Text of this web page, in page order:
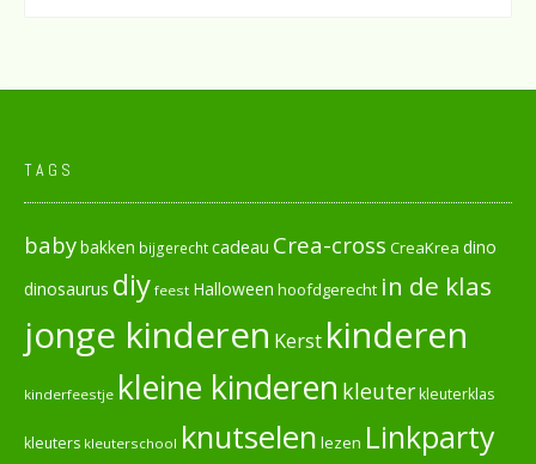
TAGS
babybakken bijgerechtcadeau Crea-cross CreaKrea dino
dinosaurus diy feest Halloween hoofdgerecht in de klas
jonge kinderen Kerst kinderen
kinderfeestje kleine kinderen kleuterkleuterklas
kleuters kleuterschool knutselen lezen Linkparty